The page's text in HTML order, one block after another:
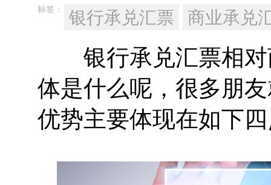
标签： 银行承兑汇票 商业承兑
银行承兑汇票相对
体是什么呢，很多朋
优势主要体现在如下